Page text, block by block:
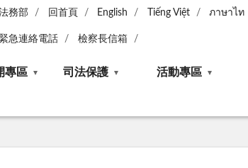
務部 回首頁 English Tiếng Việt ภาษาไท
急連絡電話 檢察長信箱
專區 司法保護 活動專區